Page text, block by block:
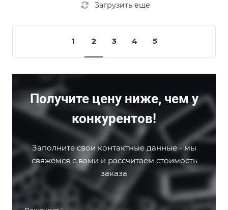
Загрузить еще
1 2 3 4 5
Получите цену ниже, чем у
конкурентов!
Заполните свои контактные данные - мы
свяжемся с вами и рассчитаем стоимость
заказа